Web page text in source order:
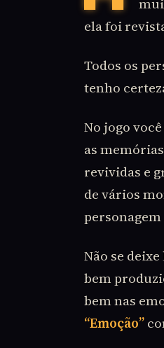
ela foi
Todos os
tenho
No jogo
as
revividas e
de vários
Não se
bem
bem nas
“Emoção”